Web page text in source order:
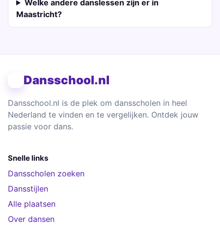
Welke andere danslessen zijn er in
Maastricht?
Dansschool.nl
Dansschool.nl is de plek om dansscholen in heel
Nederland te vinden en te vergelijken. Ontdek jouw
passie voor dans.
Snelle links
Dansscholen zoeken
Dansstijlen
Alle plaatsen
Over dansen